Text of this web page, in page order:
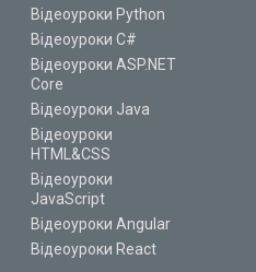
Відеоуроки Python
Відеоуроки C#
Відеоуроки ASP.NET
Core
Відеоуроки Java
Відеоуроки
HTML&CSS
Відеоуроки
JavaScript
Відеоуроки Angular
Відеоуроки React